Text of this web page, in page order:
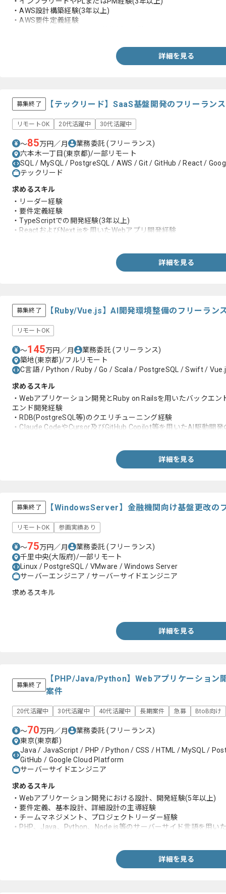
・AWS設計構築経験(3年以上)
・AWS要件定義経験
詳細を見る
募集終了 【テックリード】SaaS基盤開発のフリーラン
リモートOK 20代活躍中 30代活躍中
〜85万円／月 業務委託(フリーランス)
六本木一丁目(東京都)/一部リモート
SQL / MySQL / PostgreSQL / AWS / Git / GitHub / React /
テックリード
求めるスキル
・リーダー経験
・要件定義経験
・TypeScriptでの開発経験(3年以上)
・ReactおよびNext.jsを用いたWebアプリ開発経験
・GitやGitHubを用いたチーム開発経験
・クラウド環境での開発運用経験
詳細を見る
募集終了 【Ruby/Vue.js】AI開発環境整備のフリーラン
リモートOK
〜145万円／月 業務委託(フリーランス)
築地(東京都)/フルリモート
C言語 / Python / Ruby / Go / Scala / PostgreSQL / Swift /
求めるスキル
・Webアプリケーション開発とRuby on Railsを用いたバックエ
エンド開発経験
・RDB(PostgreSQL等)のクエリチューニング経験
・Claude CodeやCursor及びGitHub Copilot等を用いたAI駆動開発
詳細を見る
募集終了 【WindowsServer】金融機関向け基盤更改の
リモートOK 参画実績あり
〜75万円／月 業務委託(フリーランス)
千里中央(大阪府)/一部リモート
Linux / PostgreSQL / VMware / Windows Server
サーバーエンジニア / サーバーサイドエンジニア
求めるスキル
詳細を見る
募集終了
【PHP/Java/Python】Webアプリケーション
案件
20代活躍中 30代活躍中 40代活躍中 長期案件 急募 BtoB向け
〜70万円／月 業務委託(フリーランス)
東京(東京都)
Java / JavaScript / PHP / Python / CSS / HTML / MySQL /
GitHub / Google Cloud Platform
サーバーサイドエンジニア
求めるスキル
・Webアプリケーション開発における設計、開発経験(5年以上)
・要件定義、基本設計、詳細設計の主導経験
・チームマネジメント、プロジェクトリーダー経験
・PHP、Java、Python、Node.js等のサーバーサイド言語を用い
詳細を見る